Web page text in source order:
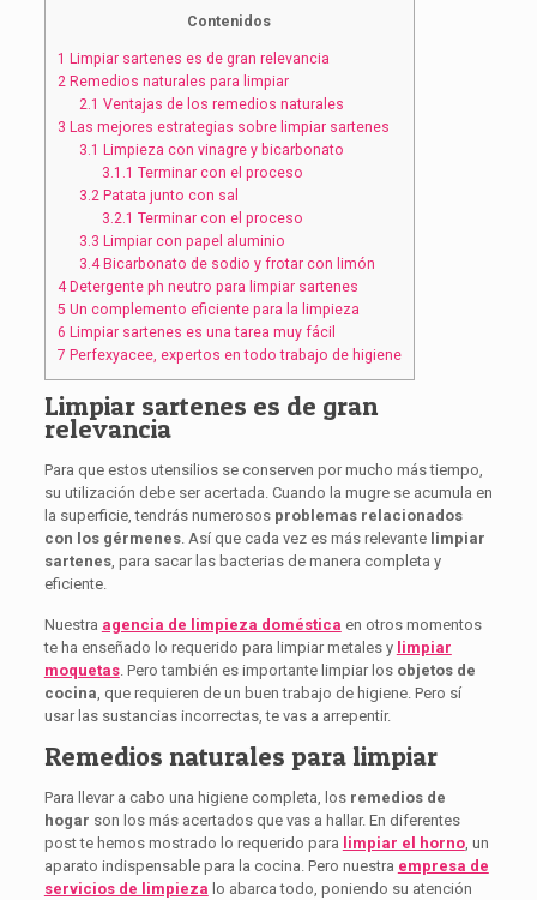
Contenidos
1 Limpiar sartenes es de gran relevancia
2Remedios naturales para limpiar
2.1 Ventajas de los remedios naturales
3 Las mejores estrategias sobre limpiar sartenes
3.1 Limpieza con vinagre y bicarbonato
3.1.1 Terminar con el proceso
3.2 Patata junto con sal
3.2.1 Terminar con el proceso
3.3 Limpiar con papel aluminio
3.4Bicarbonato de sodio y frotar con limón
4Detergente ph neutro para limpiar sartenes
5Un complemento eficiente para la limpieza
6 Limpiar sartenes es una tarea muy fácil
7 Perfexyacee, expertos en todo trabajo de higiene
Limpiar sartenes es de gran
relevancia
Para que estos utensilios se conserven por mucho más tiempo,
su utilización debe ser acertada. Cuando la mugre se acumula en
la superficie, tendrás numerosos problemas relacionados
con los gérmenes. Así que cada vez es más relevante limpiar
sartenes, para sacar las bacterias de manera completa y
eficiente.
Nuestra agencia de limpieza doméstica en otros momentos
te ha enseñado lo requerido para limpiar metales y limpiar
moquetas. Pero también es importante limpiar los objetos de
cocina, que requieren de un buen trabajo de higiene. Pero sí
usar las sustancias incorrectas, te vas a arrepentir.
Remedios naturales para limpiar
Para llevar a cabo una higiene completa, los remedios de
hogar son los más acertados que vas a hallar. En diferentes
post te hemos mostrado lo requerido para limpiar el horno, un
aparato indispensable para la cocina. Pero nuestra empresa de
servicios de limpieza lo abarca todo, poniendo su atención